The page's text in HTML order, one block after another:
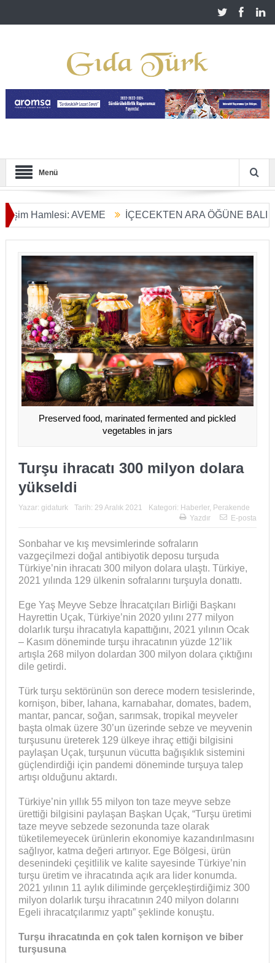
Menü
AVEME İÇECEKTEN ARA ÖĞÜNE BALIN
Dönüşümü Başladı
Preserved food, marinated fermented and pickled
vegetables in jars
Turşu ihracatı 300 milyon dolara
yükseldi
Yazar: gidaturk Tarih: 29 Aralık 2021 Kategori: Haberler, Perakende
Yazdır
E-posta
Sonbahar ve kış mevsimlerinde sofraların
vazgeçilmezi doğal antibiyotik deposu turşuda
Türkiye’nin ihracatı 300 milyon dolara ulaştı. Türkiye,
2021 yılında 129 ülkenin sofralarını turşuyla donattı.
Ege Yaş Meyve Sebze İhracatçıları Birliği Başkanı
Hayrettin Uçak, Türkiye’nin 2020 yılını 277 milyon
dolarlık turşu ihracatıyla kapattığını, 2021 yılının Ocak
– Kasım döneminde turşu ihracatının yüzde 12’lik
artışla 268 milyon dolardan 300 milyon dolara çıktığını
dile getirdi.
Türk turşu sektörünün son derece modern tesislerinde,
kornişon, biber, lahana, karnabahar, domates, badem,
mantar, pancar, soğan, sarımsak, tropikal meyveler
başta olmak üzere 30’un üzerinde sebze ve meyvenin
turşusunu üreterek 129 ülkeye ihraç ettiği bilgisini
paylaşan Uçak, turşunun vücutta bağışıklık sistemini
güçlendirdiği için pandemi döneminde turşuya talep
artışı olduğunu aktardı.
Türkiye’nin yıllık 55 milyon ton taze meyve sebze
ürettiği bilgisini paylaşan Başkan Uçak, “Turşu üretimi
taze meyve sebzede sezonunda taze olarak
tüketilemeyecek ürünlerin ekonomiye kazandırılmasını
sağlıyor, katma değeri artırıyor. Ege Bölgesi, ürün
desenindeki çeşitlilik ve kalite sayesinde Türkiye’nin
turşu üretim ve ihracatında açık ara lider konumda.
2021 yılının 11 aylık diliminde gerçekleştirdiğimiz 300
milyon dolarlık turşu ihracatının 240 milyon dolarını
Egeli ihracatçılarımız yaptı” şeklinde konuştu.
Turşu ihracatında en çok talen kornişon ve biber
turşusuna